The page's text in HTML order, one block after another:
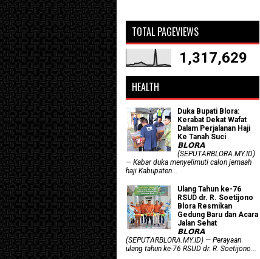
TOTAL PAGEVIEWS
1,317,629
HEALTH
Duka Bupati Blora:
Kerabat Dekat Wafat
Dalam Perjalanan Haji
Ke Tanah Suci
𝗕𝗟𝗢𝗥𝗔
(SEPUTARBLORA.MY.ID)
— Kabar duka menyelimuti calon jemaah
haji Kabupaten...
Ulang Tahun ke-76
RSUD dr. R. Soetijono
Blora Resmikan
Gedung Baru dan Acara
Jalan Sehat
𝗕𝗟𝗢𝗥𝗔
(SEPUTARBLORA.MY.ID) — Perayaan
ulang tahun ke-76 RSUD dr. R. Soetijono...